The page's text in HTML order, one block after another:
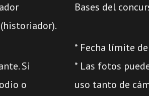
Si
o
Bases del
* Fecha límite
* Las fotos
uso tanto de